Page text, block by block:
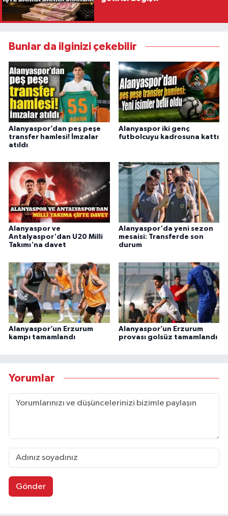
Bunlar da ilginizi çekebilir
Alanyaspor’dan peş peşe
transfer hamlesi! İmzalar
atıldı
Alanyaspor iki genç
futbolcuyu kadrosuna kattı
Alanyaspor ve
Antalyaspor'dan U20 Milli
Takımı'na davet
Alanyaspor'da yeni sezon
mesaisi: Transferde son
durum
Alanyaspor’un Erzurum
kampı tamamlandı
Alanyaspor’un Erzurum
provası golsüz tamamlandı
Yorumlar
Gönder